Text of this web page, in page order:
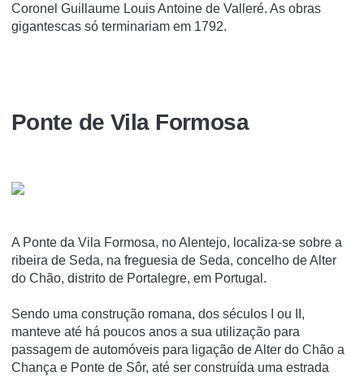
Coronel Guillaume Louis Antoine de Valleré. As obras
gigantescas só terminariam em 1792.
Ponte de Vila Formosa
A Ponte da Vila Formosa, no Alentejo, localiza-se sobre a
ribeira de Seda, na freguesia de Seda, concelho de Alter
do Chão, distrito de Portalegre, em Portugal.
Sendo uma construção romana, dos séculos I ou II,
manteve até há poucos anos a sua utilização para
passagem de automóveis para ligação de Alter do Chão a
Chança e Ponte de Sôr, até ser construída uma estrada